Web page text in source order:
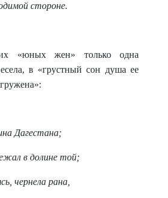
стороне.
«юных жен» только одна
в «грустный сон душа ее
Дагестана;
в долине той;
чернела рана,